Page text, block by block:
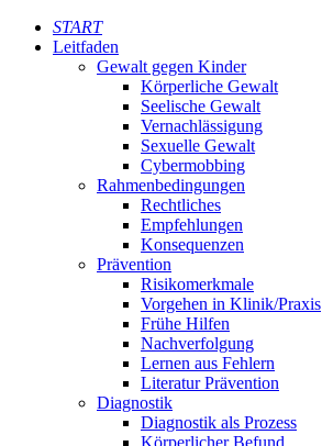
START
Leitfaden
Gewalt gegen Kinder
Körperliche Gewalt
Seelische Gewalt
Vernachlässigung
Sexuelle Gewalt
Cybermobbing
Rahmenbedingungen
Rechtliches
Empfehlungen
Konsequenzen
Prävention
Risikomerkmale
Vorgehen in Klinik/Praxis
Frühe Hilfen
Nachverfolgung
Lernen aus Fehlern
Literatur Prävention
Diagnostik
Diagnostik als Prozess
Körperlicher Befund